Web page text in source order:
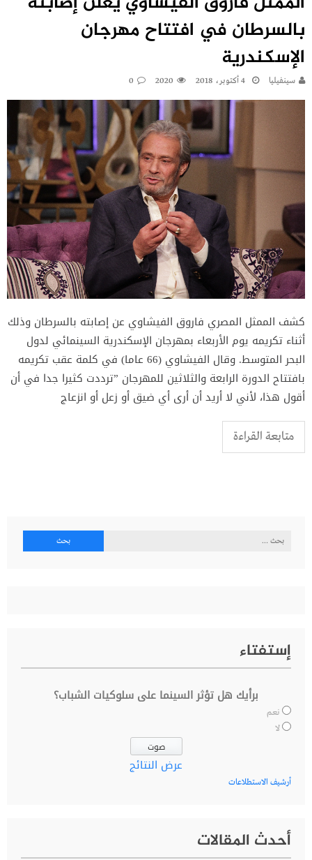
بالسرطان في افتتاح مهرجان
الإسكندرية
سينفيليا 4 أكتوبر، 2018 2020
0
كشف الممثل المصري فاروق الفيشاوي عن إصابته بالسرطان وذلك
أثناء تكريمه يوم الأربعاء بمهرجان الإسكندرية السينمائي لدول
البحر المتوسط. وقال الفيشاوي (66 عاما) في كلمة عقب تكريمه
بافتتاح الدورة الرابعة والثلاثين للمهرجان ”ترددت كثيرا جدا في أن
أقول هذا، لأني لا أريد أن أرى أي ضيق أو زعل أو انزعاج
متابعة القراءة
البحث
إستفتاء
برأيك هل تؤثر السينما على سلوكيات الشباب؟
نعم
لا
عرض النتائج
أرشيف الاستطلاعات
أحدث المقالات